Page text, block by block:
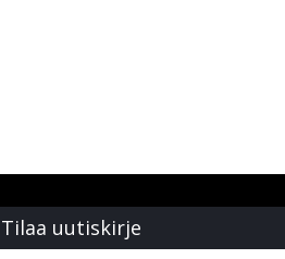
Tilaa uutiskirje